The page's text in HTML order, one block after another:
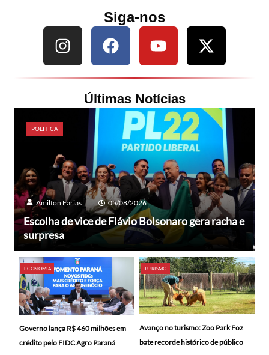
Siga-nos
Últimas Notícias
POLÍTICA
Amilton Farias 05/08/2026
Escolha de vice de Flávio Bolsonaro gera racha e
surpresa
ECONOMIA
Governo lança R$ 460 milhões em
crédito pelo FIDC Agro Paraná
TURISMO
Avanço no turismo: Zoo Park Foz
bate recorde histórico de público